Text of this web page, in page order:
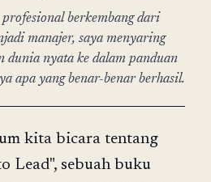
berkembang dari
manajer, saya menyaring
dunia nyata ke dalam panduan
apa yang benar-benar berhasil.
kita bicara tentang
Lead", sebuah buku